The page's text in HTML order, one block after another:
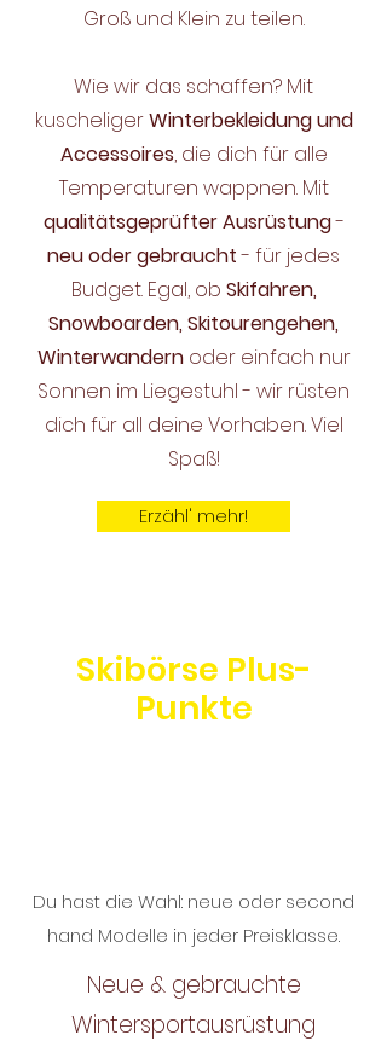
Groß und Klein zu teilen.
Wie wir das schaffen? Mit
kuscheligerWinterbekleidung und
Accessoires, die dich für alle
Temperaturen wappnen. Mit
qualitätsgeprüfter Ausrüstung-
neu oder gebraucht- für jedes
Budget. Egal, ob Skifahren,
Snowboarden, Skitourengehen,
Winterwandernoder einfach nur
Sonnen im Liegestuhl - wir rüsten
dich für all deine Vorhaben. Viel
Spaß!
Erzähl' mehr!
Skibörse Plus-
Punkte
Du hast die Wahl: neue oder second
hand Modelle in jeder Preisklasse.
Neue & gebrauchte
Wintersportausrüstung